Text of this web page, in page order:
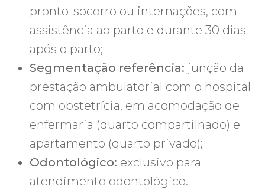
pronto-socorro ou internações, com
assistência ao parto e durante 30 dias
após o parto;
Segmentação referência: junção da
prestação ambulatorial com o hospital
com obstetrícia, em acomodação de
enfermaria (quarto compartilhado) e
apartamento (quarto privado);
Odontológico: exclusivo para
atendimento odontológico.